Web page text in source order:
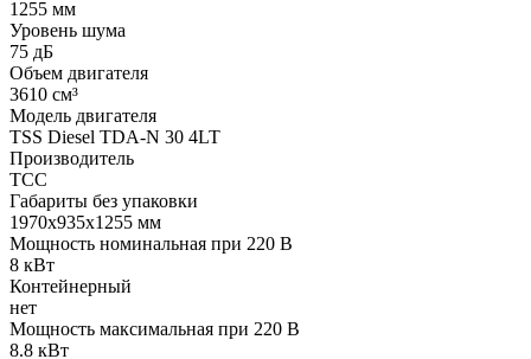
1255 мм
Уровень шума
75 дБ
Объем двигателя
3610 см³
Модель двигателя
TSS Diesel TDA-N 30 4LT
Производитель
ТСС
Габариты без упаковки
1970х935х1255 мм
Мощность номинальная при 220 В
8 кВт
Контейнерный
нет
Мощность максимальная при 220 В
8.8 кВт